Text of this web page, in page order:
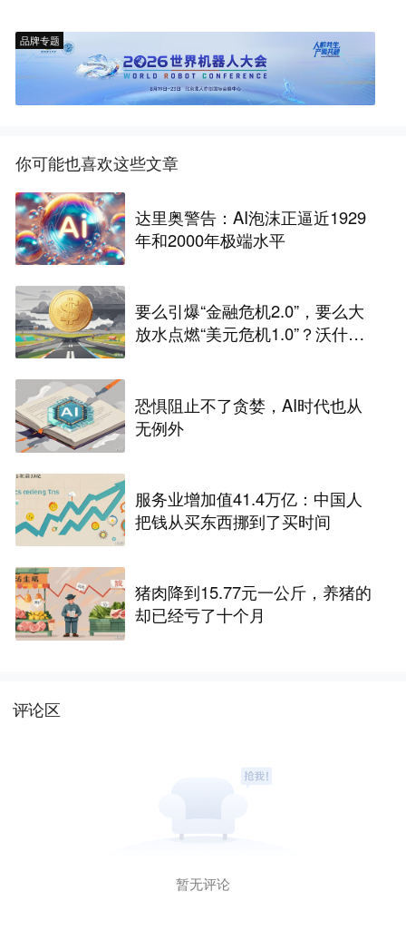
品牌专题
你可能也喜欢这些文章
达里奥警告：AI泡沫正逼近1929
年和2000年极端水平
要么引爆“金融危机2.0”，要么大
放水点燃“美元危机1.0”？沃什面
恐惧阻止不了贪婪，AI时代也从
无例外
服务业增加值41.4万亿：中国人
把钱从买东西挪到了买时间
猪肉降到15.77元一公斤，养猪的
却已经亏了十个月
评论区
暂无评论